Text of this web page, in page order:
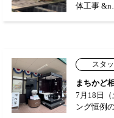
体工事
スタ
まちかど
7月18日
ング恒例